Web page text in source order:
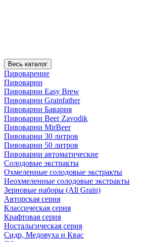
Весь каталог
Пивоварение
Пивоварни
Пивоварни Easy Brew
Пивоварни Grainfather
Пивоварни Бавария
Пивоварни Beer Zavodik
Пивоварни MirBeer
Пивоварни 30 литров
Пивоварни 50 литров
Пивоварни автоматические
Солодовые экстракты
Охмеленные солодовые экстракты
Неохмеленные солодовые экстракты
Зерновые наборы (All Grain)
Авторская серия
Классическая серия
Крафтовая серия
Ностальгическая серия
Сидр, Медовуха и Квас